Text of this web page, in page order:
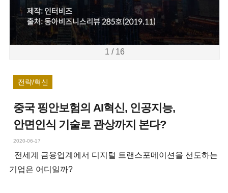
1 / 16
전략/혁신
중국 핑안보험의 AI혁신, 인공지능,
안면인식 기술로 관상까지 본다?
2020-06-17
전세계 금융업계에서 디지털 트랜스포메이션을 선도하는
기업은 어디일까?